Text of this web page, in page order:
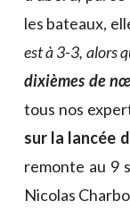
les bateaux,
est à 3-3, alors
dixièmes de
tous nos
sur la lancée
remonte au 9
Nicolas